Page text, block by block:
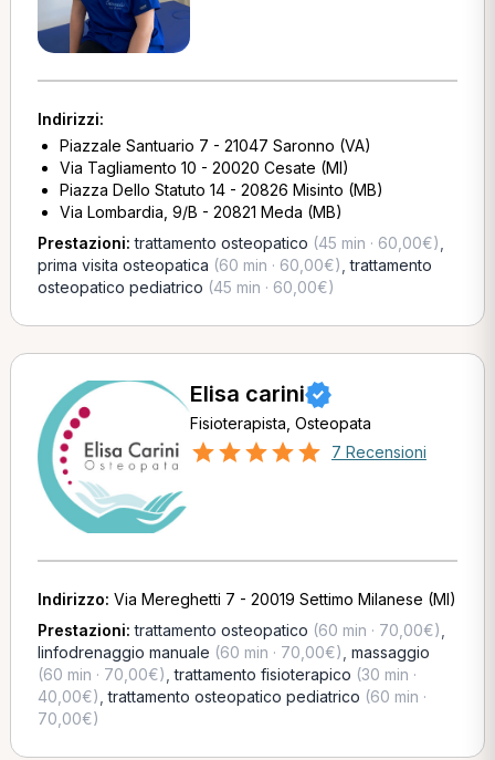
Indirizzi:
Piazzale Santuario 7 - 21047 Saronno (VA)
Via Tagliamento 10 - 20020 Cesate (MI)
Piazza Dello Statuto 14 - 20826 Misinto (MB)
Via Lombardia, 9/B - 20821 Meda (MB)
Prestazioni:trattamento osteopatico (45 min · 60,00€)
prima visita osteopatica (60 min · 60,00€) ,trattamento
osteopatico pediatrico (45 min · 60,00€)
Elisa carini
Fisioterapista, Osteopata
7 Recensioni
Indirizzo: Via Mereghetti 7 - 20019 Settimo Milanese (MI)
Prestazioni:trattamento osteopatico (60 min · 70,00€)
linfodrenaggio manuale (60 min · 70,00€) massaggio
(60 min · 70,00€) ,trattamento fisioterapico (30 min ·
40,00€) ,trattamento osteopatico pediatrico (60 min ·
70,00€)